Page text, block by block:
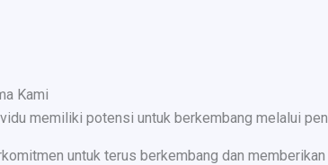
Kami
memiliki potensi untuk berkembang melalui
untuk terus berkembang dan